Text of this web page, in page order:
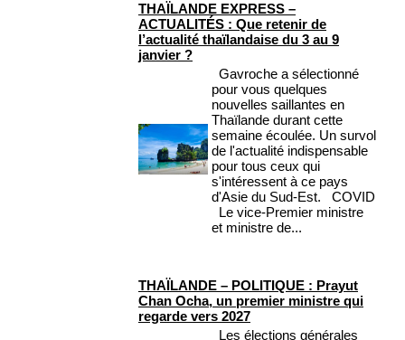
THAÏLANDE EXPRESS –
ACTUALITÉS : Que retenir de
l’actualité thaïlandaise du 3 au 9
janvier ?
Gavroche a sélectionné
pour vous quelques
nouvelles saillantes en
Thaïlande durant cette
semaine écoulée. Un survol
de l'actualité indispensable
pour tous ceux qui
s'intéressent à ce pays
d'Asie du Sud-Est. COVID
Le vice-Premier ministre
et ministre de...
THAÏLANDE – POLITIQUE : Prayut
Chan Ocha, un premier ministre qui
regarde vers 2027
Les élections générales